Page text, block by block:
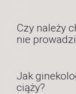
Czy należy
nie
Jak
ciąży?